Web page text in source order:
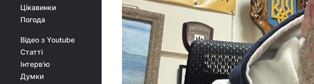
Цікавинки
Погода
Відео з Youtube
Статті
Інтерв'ю
Думки